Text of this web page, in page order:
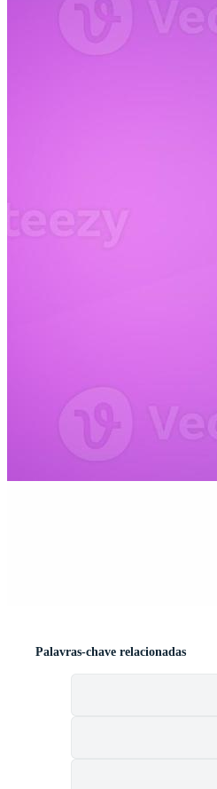
Palavras-chave relacionadas